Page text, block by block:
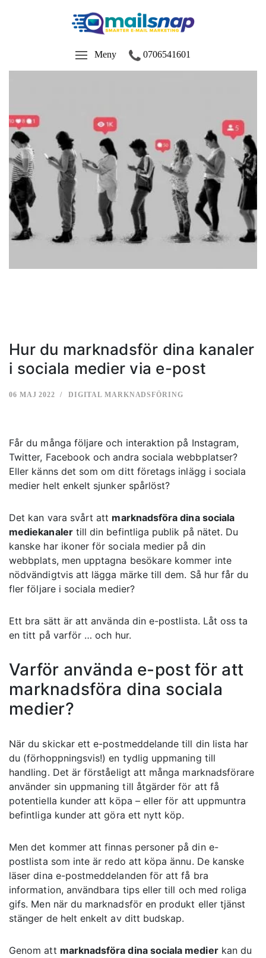
Meny 0706541601
Hur du marknadsför dina kanaler
i sociala medier via e-post
06 MAJ 2022 DIGITAL MARKNADSFÖRING
Får du många följare och interaktion på Instagram,
Twitter, Facebook och andra sociala webbplatser?
Eller känns det som om ditt företags inlägg i sociala
medier helt enkelt sjunker spårlöst?
Det kan vara svårt att marknadsföra dina sociala
mediekanalertill din befintliga publik på nätet. Du
kanske har ikoner för sociala medier på din
webbplats, men upptagna besökare kommer inte
nödvändigtvis att lägga märke till dem. Så hur får du
fler följare i sociala medier?
Ett bra sätt är att använda din e-postlista. Låt oss ta
en titt på varför … och hur.
Varför använda e-post för att
marknadsföra dina sociala
medier?
När du skickar ett e-postmeddelande till din lista har
du (förhoppningsvis!) en tydlig uppmaning till
handling. Det är förståeligt att många marknadsförare
använder sin uppmaning till åtgärder för att få
potentiella kunder att köpa – eller för att uppmuntra
befintliga kunder att göra ett nytt köp.
Men det kommer att finnas personer på din e-
postlista som inte är redo att köpa ännu. De kanske
läser dina e-postmeddelanden för att få bra
information, användbara tips eller till och med roliga
gifs. Men när du marknadsför en produkt eller tjänst
stänger de helt enkelt av ditt budskap.
Genom att marknadsföra dina sociala medierkan du